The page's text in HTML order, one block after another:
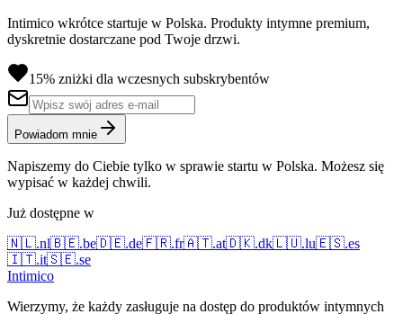
Intimico wkrótce startuje w Polska. Produkty intymne premium,
dyskretnie dostarczane pod Twoje drzwi.
15% zniżki dla wczesnych subskrybentów
Powiadom mnie
Napiszemy do Ciebie tylko w sprawie startu w Polska. Możesz się
wypisać w każdej chwili.
Już dostępne w
🇳🇱.nl🇧🇪.be🇩🇪.de🇫🇷.fr🇦🇹.at🇩🇰.dk🇱🇺.lu🇪🇸.es
🇮🇹.it🇸🇪.se
Intimico
Wierzymy, że każdy zasługuje na dostęp do produktów intymnych